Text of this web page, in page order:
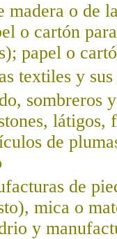
o de
o cartón
papel o
textiles y sus
sombreros
látigos,
de
de
mica o
y